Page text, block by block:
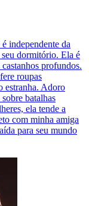
independente da
dormitório. Ela é
profundos.
roupas
estranha. Adoro
batalhas
ela tende a
com minha amiga
para seu mundo